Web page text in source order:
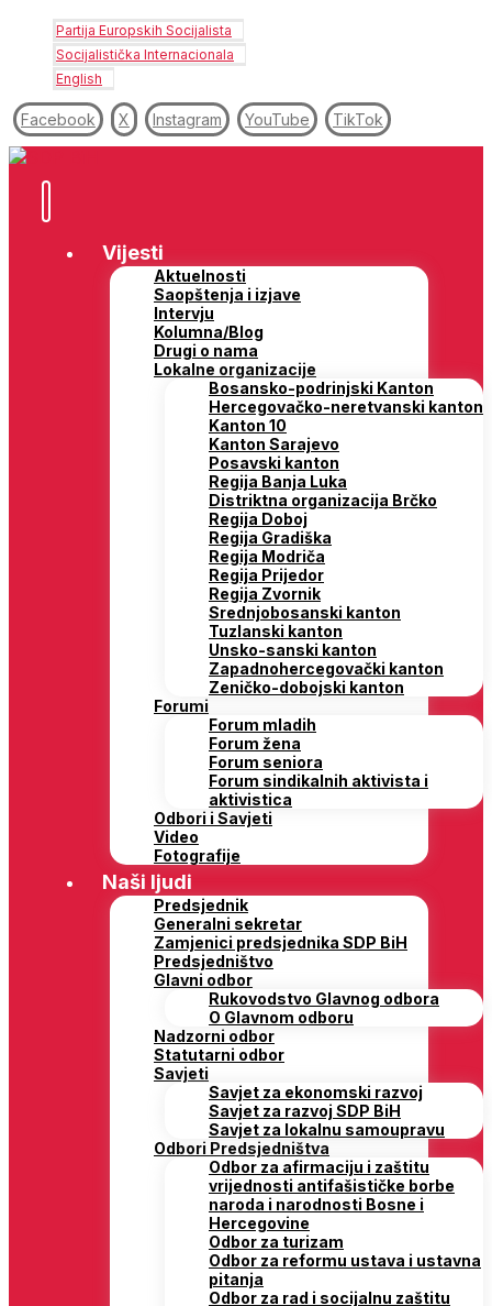
Partija Europskih Socijalista
Socijalistička Internacionala
English
Facebook X Instagram YouTube TikTok
Vijesti
Aktuelnosti
Saopštenja i izjave
Intervju
Kolumna/Blog
Drugi o nama
Lokalne organizacije
Bosansko-podrinjski Kanton
Hercegovačko-neretvanski kanton
Kanton 10
Kanton Sarajevo
Posavski kanton
Regija Banja Luka
Distriktna organizacija Brčko
Regija Doboj
Regija Gradiška
Regija Modriča
Regija Prijedor
Regija Zvornik
Srednjobosanski kanton
Tuzlanski kanton
Unsko-sanski kanton
Zapadnohercegovački kanton
Zeničko-dobojski kanton
Forumi
Forum mladih
Forum žena
Forum seniora
Forum sindikalnih aktivista i
aktivistica
Odbori i Savjeti
Video
Fotografije
Naši ljudi
Predsjednik
Generalni sekretar
Zamjenici predsjednika SDP BiH
Predsjedništvo
Glavni odbor
Rukovodstvo Glavnog odbora
O Glavnom odboru
Nadzorni odbor
Statutarni odbor
Savjeti
Savjet za ekonomski razvoj
Savjet za razvoj SDP BiH
Savjet za lokalnu samoupravu
Odbori Predsjedništva
Odbor za afirmaciju i zaštitu
vrijednosti antifašističke borbe
naroda i narodnosti Bosne i
Hercegovine
Odbor za turizam
Odbor za reformu ustava i ustavna
pitanja
Odbor za rad i socijalnu zaštitu